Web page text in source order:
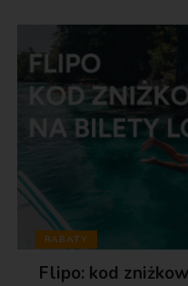
RABATY
Flipo: kod